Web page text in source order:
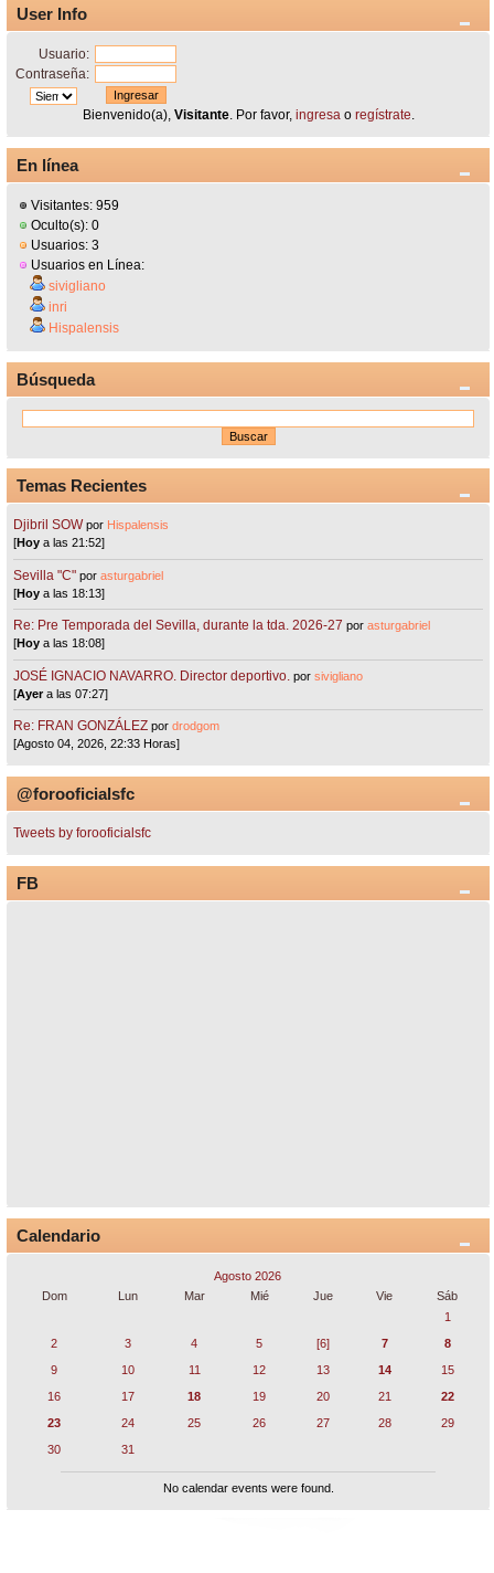
User Info
Usuario:
Contraseña:
Bienvenido(a), Visitante. Por favor, ingresao regístrate.
En línea
Visitantes: 959
Oculto(s): 0
Usuarios: 3
Usuarios en Línea:
sivigliano
inri
Hispalensis
Búsqueda
Temas Recientes
Djibril SOW por Hispalensis
[Hoy a las 21:52]
Sevilla "C"porasturgabriel
[Hoy a las 18:13]
Re: Pre Temporada del Sevilla, durante la tda. 2026-27 porasturgabriel
[Hoy a las 18:08]
JOSÉ IGNACIO NAVARRO. Director deportivo. porsivigliano
[Ayera las 07:27]
Re: FRAN GONZÁLEZ pordrodgom
[Agosto 04, 2026, 22:33 Horas]
@forooficialsfc
Tweets by forooficialsfc
FB
Calendario
Agosto 2026
Dom
Lun Mar Mié Jue Vie
Sáb
1
2
3 4 5 [6] 7
8
9
10 11 12 13 14
15
16
17 18 19 20 21
22
23
24 25 26 27 28
29
30
31
No calendar events were found.